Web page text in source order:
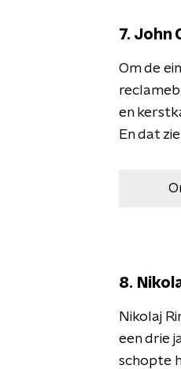
7. John
Om de
en
En dat
8.
Nikolaj
een drie
schopte